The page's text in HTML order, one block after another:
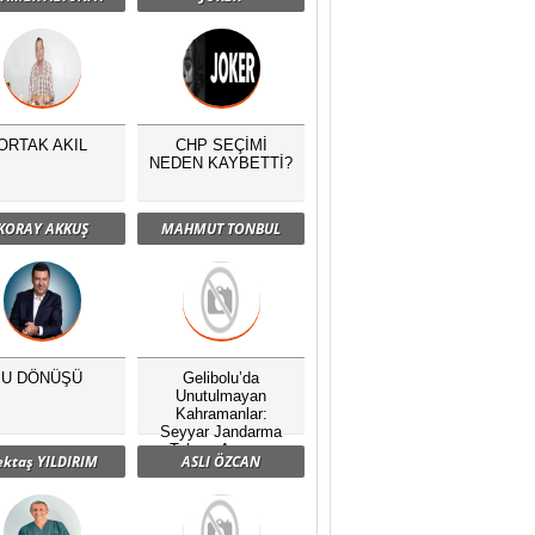
AKIL
CHP SEÇİMİ
NEDEN KAYBETTİ?
AKKUŞ
U DÖNÜŞÜ
MAHMUT TONBUL
Gelibolu’da
Unutulmayan
Kahramanlar:
Seyyar Jandarma
Taburu Anması
YILDIRIM ASLI ÖZCAN